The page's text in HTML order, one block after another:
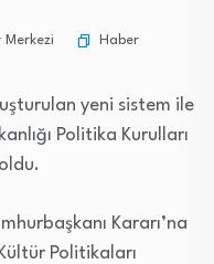
Haber
yeni sistem ile
Politika Kurulları
Kararı’na
Politikaları